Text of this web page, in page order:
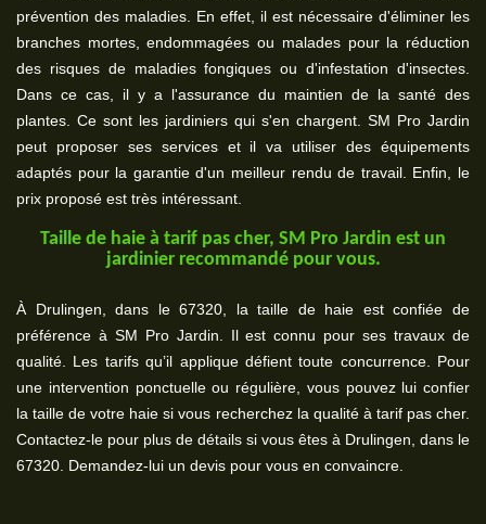
prévention des maladies. En effet, il est nécessaire d'éliminer les
branches mortes, endommagées ou malades pour la réduction
des risques de maladies fongiques ou d'infestation d'insectes.
Dans ce cas, il y a l'assurance du maintien de la santé des
plantes. Ce sont les jardiniers qui s'en chargent. SM Pro Jardin
peut proposer ses services et il va utiliser des équipements
adaptés pour la garantie d'un meilleur rendu de travail. Enfin, le
prix proposé est très intéressant.
Taille de haie à tarif pas cher, SM Pro Jardin est un
jardinier recommandé pour vous.
À Drulingen, dans le 67320, la taille de haie est confiée de
préférence à SM Pro Jardin. Il est connu pour ses travaux de
qualité. Les tarifs qu’il applique défient toute concurrence. Pour
une intervention ponctuelle ou régulière, vous pouvez lui confier
la taille de votre haie si vous recherchez la qualité à tarif pas cher.
Contactez-le pour plus de détails si vous êtes à Drulingen, dans le
67320. Demandez-lui un devis pour vous en convaincre.